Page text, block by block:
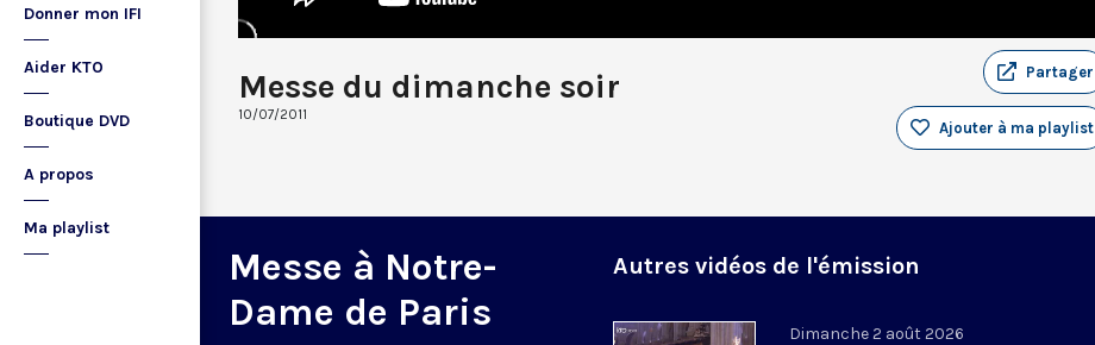
Donner mon IFI
Aider KTO
Boutique DVD
A propos
Ma playlist
Messe du dimanche soir
10/07/2011
Partager
Ajouter à ma playlist
Messe à Notre-
Dame de Paris
Autres vidéos de l'émission
Dimanche 2 août 2026